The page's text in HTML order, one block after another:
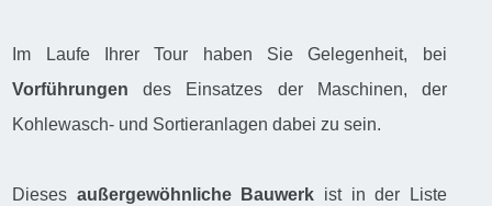
Im Laufe Ihrer Tour haben Sie Gelegenheit, bei
Vorführungen des Einsatzes der Maschinen, der
Kohlewasch- und Sortieranlagen dabei zu sein.
Dieses außergewöhnliche Bauwerk ist in der Liste